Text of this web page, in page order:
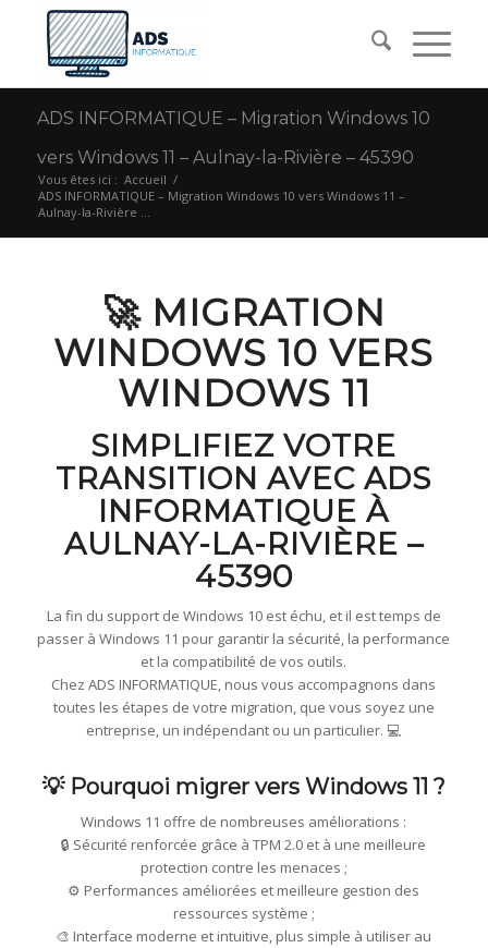
ADS INFORMATIQUE – Migration Windows 10
vers Windows 11 – Aulnay-la-Rivière – 45390
Vous êtes ici : Accueil /
ADS INFORMATIQUE – Migration Windows 10 vers Windows 11 –
Aulnay-la-Rivière ...
🚀 MIGRATION
WINDOWS 10 VERS
WINDOWS 11
SIMPLIFIEZ VOTRE
TRANSITION AVEC ADS
INFORMATIQUE À
AULNAY-LA-RIVIÈRE –
45390
La fin du support de Windows 10 est échu, et il est temps de
passer à Windows 11 pour garantir la sécurité, la performance
et la compatibilité de vos outils.
Chez ADS INFORMATIQUE, nous vous accompagnons dans
toutes les étapes de votre migration, que vous soyez une
entreprise, un indépendant ou un particulier. 💻
💡 Pourquoi migrer vers Windows 11 ?
Windows 11 offre de nombreuses améliorations :
🔒 Sécurité renforcée grâce à TPM 2.0 et à une meilleure
protection contre les menaces ;
⚙️ Performances améliorées et meilleure gestion des
ressources système ;
🎨 Interface moderne et intuitive, plus simple à utiliser au